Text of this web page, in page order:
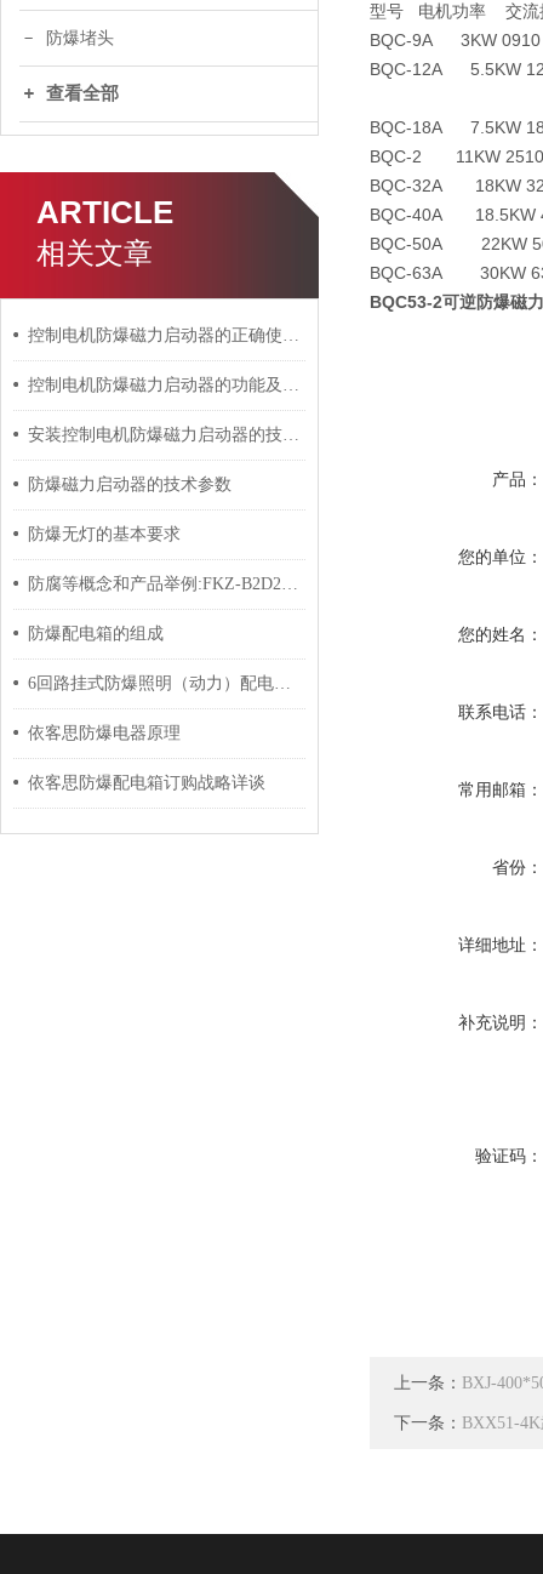
防爆堵头
查看全部
ARTICLE
相关文章
控制电机防爆磁力启动器的正确使用建议
控制电机防爆磁力启动器的功能及出现异响后的解决方法分享
安装控制电机防爆磁力启动器的技术要点分享
防爆磁力启动器的技术参数
防爆无灯的基本要求
防腐等概念和产品举例:FKZ-B2D2K1防水防尘防腐控制箱|FZX-A1K1 A1-1A（100/5） K1-1C|FPX-4K防水防尘防腐配电箱|FCZ-B4D4K2B1G防水防尘防腐操作箱等
防爆配电箱的组成
6回路挂式防爆照明（动力）配电箱的定期维护保养方法分享
依客思防爆电器原理
依客思防爆配电箱订购战略详谈
型号 电机功率 交流
BQC-9A 3KW 0910
BQC-12A 5.5KW
BQC-18A 7.5KW
BQC-2 11KW 2510
BQC-32A 18KW
BQC-40A 18.5KW
BQC-50A 22KW
BQC-63A 30KW
BQC53-2可逆防爆磁
产品：
您的单位：
您的姓名：
联系电话：
常用邮箱：
省份：
详细地址：
补充说明：
验证码：
上一条： BXJ-
下一条： BXX51-